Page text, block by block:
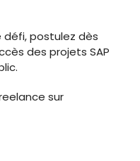
postulez dès
des projets SAP
sur